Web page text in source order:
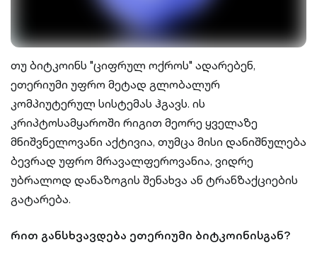
თუ ბიტკოინს "ციფრულ ოქროს" ადარებენ,
ეთერიუმი უფრო მეტად გლობალურ
კომპიუტერულ სისტემას ჰგავს. ის
კრიპტოსამყაროში რიგით მეორე ყველაზე
მნიშვნელოვანი აქტივია, თუმცა მისი დანიშნულება
ბევრად უფრო მრავალფეროვანია, ვიდრე
უბრალოდ დანაზოგის შენახვა ან ტრანზაქციების
გატარება.
რით განსხვავდება ეთერიუმი ბიტკოინისგან?